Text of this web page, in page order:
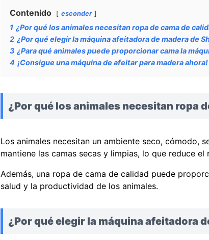
Contenido esconder
1 ¿Por qué los animales necesitan ropa de cama de
2 ¿Por qué elegir la máquina afeitadora de madera de
3 ¿Para qué animales puede proporcionar cama la
4 ¡Consigue una máquina de afeitar para madera ahora!
¿Por qué los animales necesitan ropa
Los animales necesitan un ambiente seco, cómodo,
mantiene las camas secas y limpias, lo que reduce
Además, una ropa de cama de calidad puede
salud y la productividad de los animales.
¿Por qué elegir la máquina afeitadora